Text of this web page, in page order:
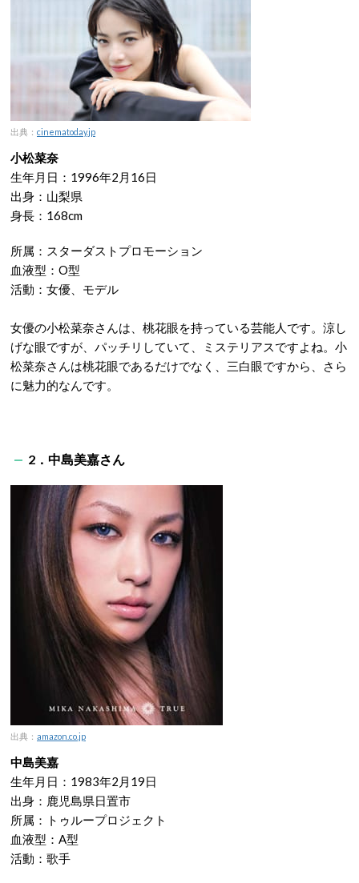
出典： cinematoday.jp
小松菜奈
生年月日：1996年2月16日
出身：山梨県
身長：168cm
所属：スターダストプロモーション
血液型：O型
活動：女優、モデル
女優の小松菜奈さんは、桃花眼を持っている芸能人です。涼し
げな眼ですが、パッチリしていて、ミステリアスですよね。小
松菜奈さんは桃花眼であるだけでなく、三白眼ですから、さら
に魅力的なんです。
2．中島美嘉さん
出典： amazon.co.jp
中島美嘉
生年月日：1983年2月19日
出身：鹿児島県日置市
所属：トゥループロジェクト
血液型：A型
活動：歌手